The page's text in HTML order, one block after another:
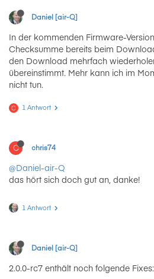
Daniel [air-Q]
In der kommenden Firmware-
Checksumme bereits beim
den Download mehrfach
übereinstimmt. Mehr kann ich im
nicht tun.
C 1 Antwort
C chris74
@Daniel-air-Q
das hört sich doch gut an, danke!
1 Antwort
Daniel [air-Q]
2.0.0-rc7 enthält noch folgende Fixes: